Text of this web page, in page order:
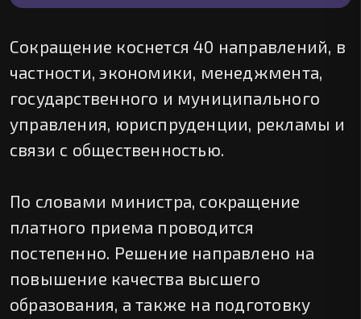
Сокращение коснется 40 направлений, в
частности, экономики, менеджмента,
государственного и муниципального
управления, юриспруденции, рекламы и
связи с общественностью.
По словами министра, сокращение
платного приема проводится
постепенно. Решение направлено на
повышение качества высшего
образования, а также на подготовку